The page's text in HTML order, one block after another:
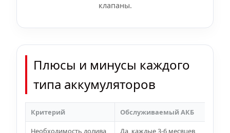
клапаны.
Плюсы и минусы каждого
типа аккумуляторов
Критерий Обслуживаемый АКБ
Необходимость долива
Да, каждые 3-6 месяцев